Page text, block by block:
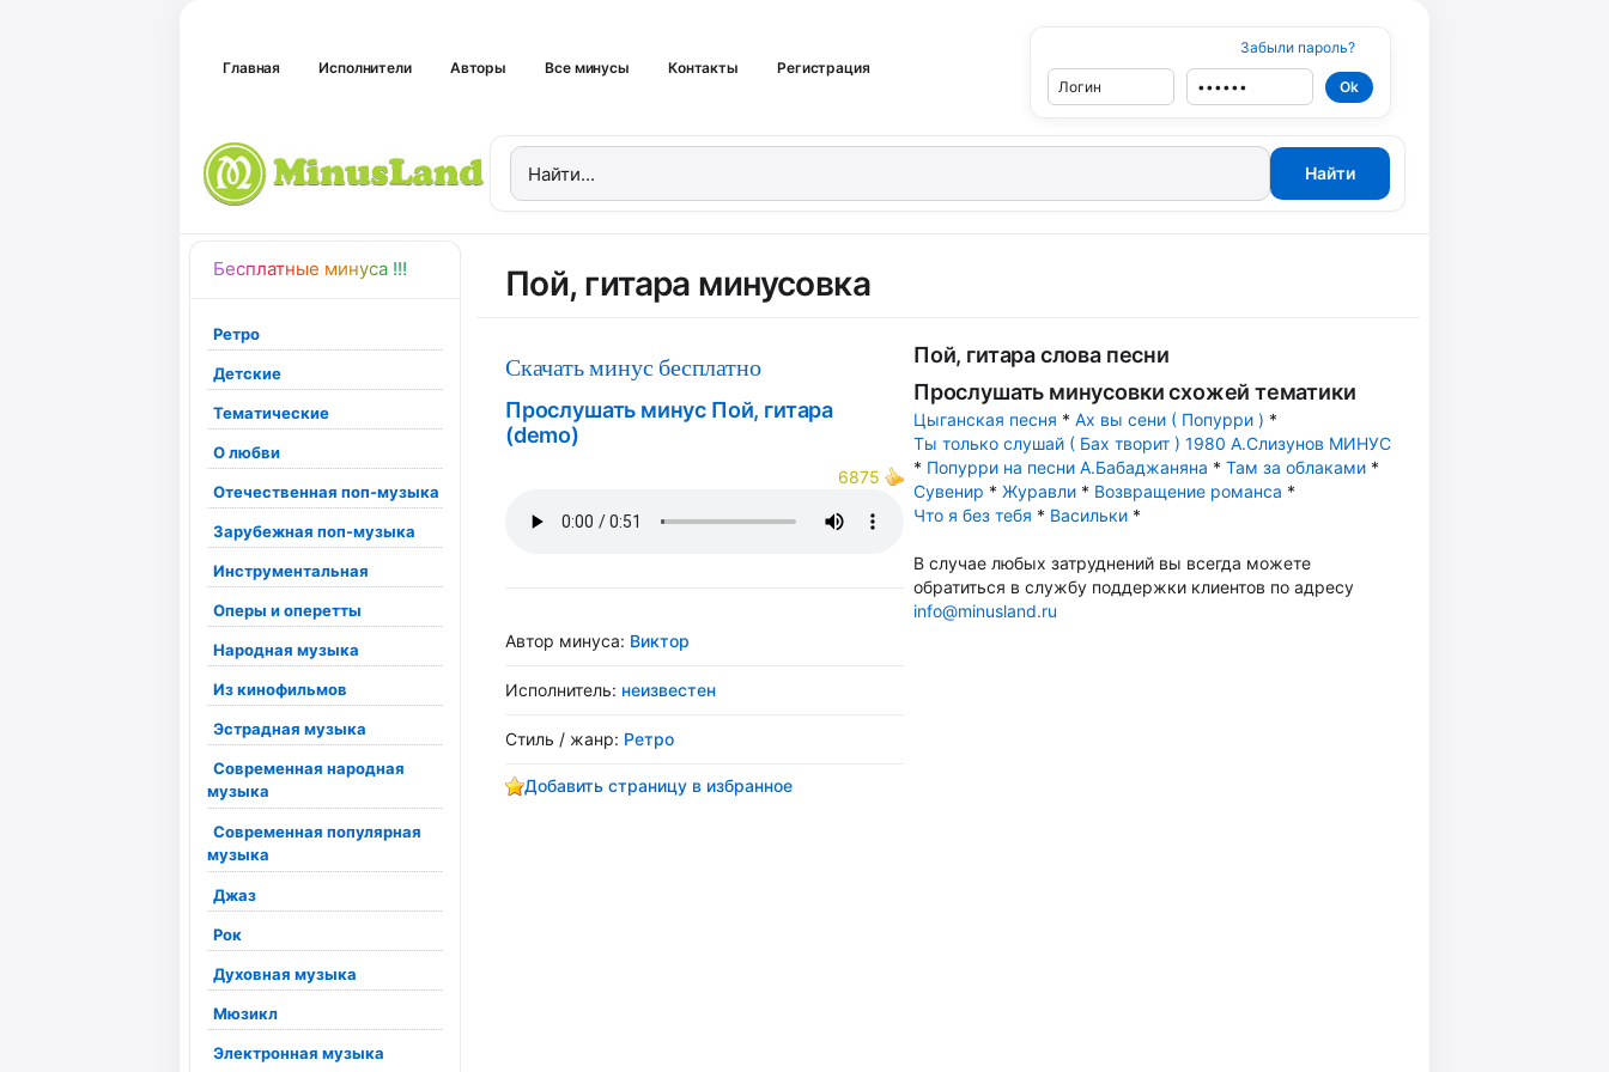
Главная Исполнители Авторы Все минусы Контакты Регистрация
Забыли пароль?
Бесплатные минуса !!!
Ретро
Детские
Тематические
О любви
Отечественная поп-музыка
Зарубежная поп-музыка
Инструментальная
Оперы и оперетты
Народная музыка
Из кинофильмов
Эстрадная музыка
Современная народная
музыка
Современная популярная
музыка
Джаз
Рок
Духовная музыка
Мюзикл
Электронная музыка
Пой, гитара минусовка
Скачать минус бесплатно
Прослушать минус Пой, гитара
(demo)
6875
Автор минуса: Виктор
Исполнитель: неизвестен
Стиль / жанр: Ретро
Добавить страницу в избранное
Пой, гитара слова песни
Прослушать минусовки схожей тематики
Цыганская песня * Ах вы сени ( Попурри ) *
Ты только слушай ( Бах творит ) 1980 А.Слизунов МИНУС
* Попурри на песни А.Бабаджаняна * Там за облаками *
Сувенир * Журавли * Возвращение романса *
Что я без тебя * Васильки *
В случае любых затруднений вы всегда можете
обратиться в службу поддержки клиентов по адресу
info@minusland.ru